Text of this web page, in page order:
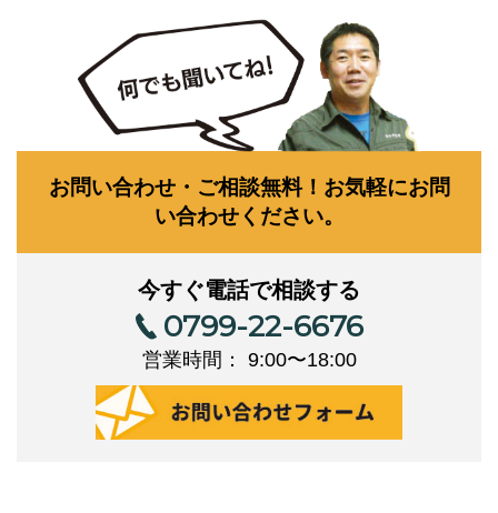
お問い合わせ・ご相談無料！お気軽にお問
い合わせください。
今すぐ電話で相談する
0799-22-6676
営業時間： 9:00〜18:00